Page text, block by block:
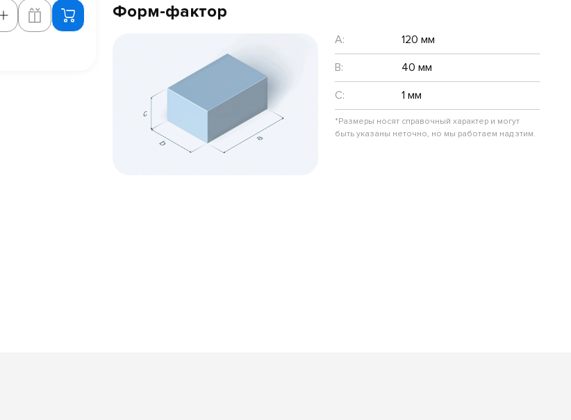
Форм-фактор
A:
120 мм
B:
40 мм
C:
1 мм
*Размеры носят справочный характер и могут
быть указаны неточно, но мы работаем над этим.